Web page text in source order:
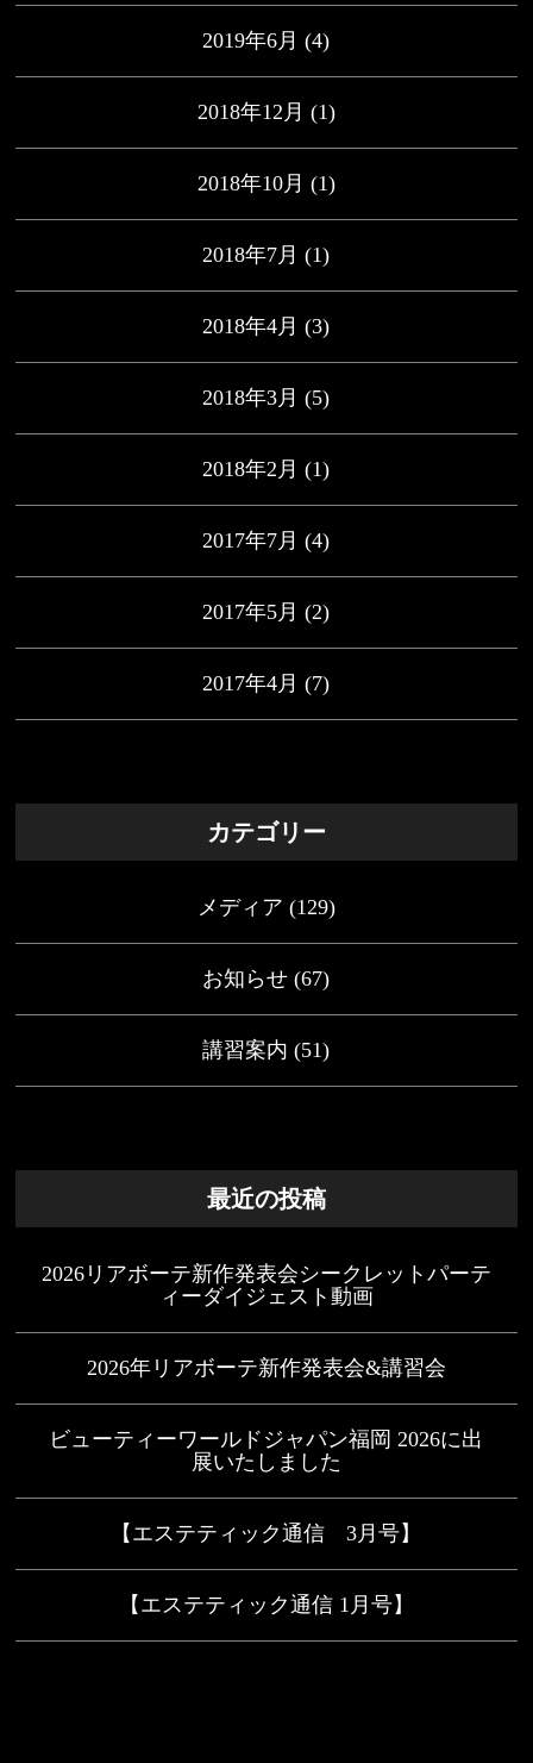
2019年6月 (4)
2018年12月 (1)
2018年10月 (1)
2018年7月 (1)
2018年4月 (3)
2018年3月 (5)
2018年2月 (1)
2017年7月 (4)
2017年5月 (2)
2017年4月 (7)
カテゴリー
メディア (129)
お知らせ (67)
講習案内 (51)
最近の投稿
2026リアボーテ新作発表会シークレットパーテ
ィーダイジェスト動画
2026年リアボーテ新作発表会&講習会
ビューティーワールドジャパン福岡 2026に出
展いたしました
【エステティック通信 3月号】
【エステティック通信 1月号】